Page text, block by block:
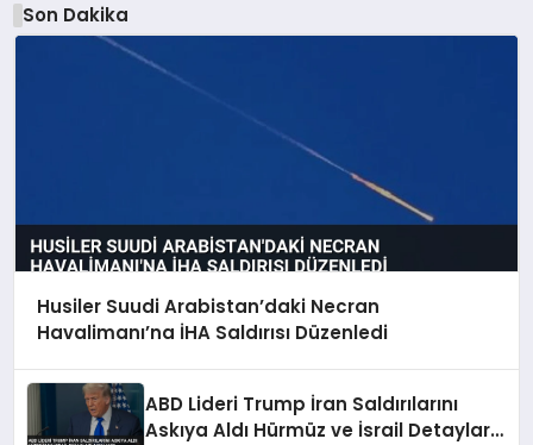
Son Dakika
Husiler Suudi Arabistan’daki Necran
Havalimanı’na İHA Saldırısı Düzenledi
ABD Lideri Trump İran Saldırılarını
Askıya Aldı Hürmüz ve İsrail Detayları